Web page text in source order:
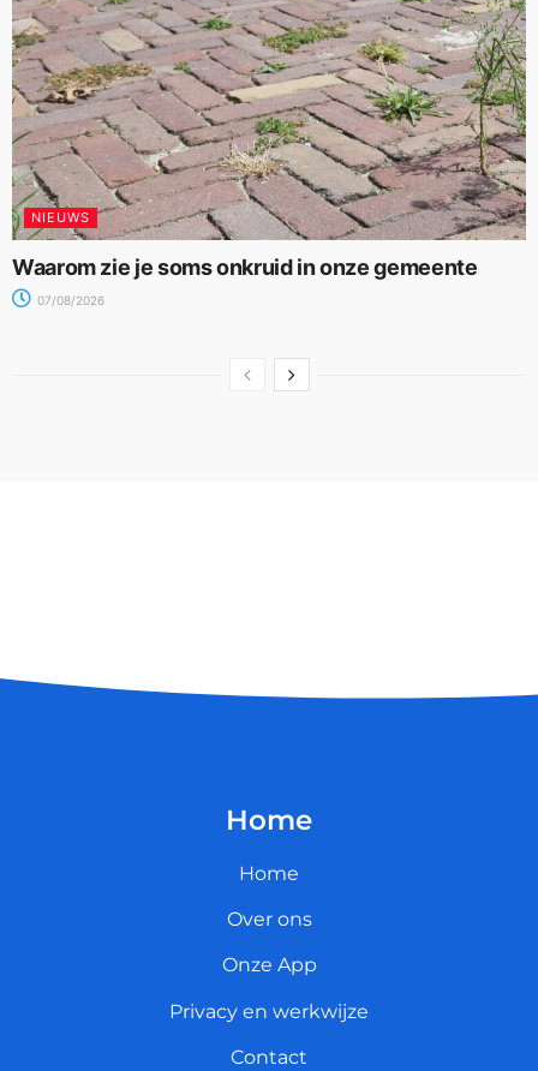
NIEUWS
Waarom zie je soms onkruid in onze gemeente
07/08/2026
Home
Home
Over ons
Onze App
Privacy en werkwijze
Contact